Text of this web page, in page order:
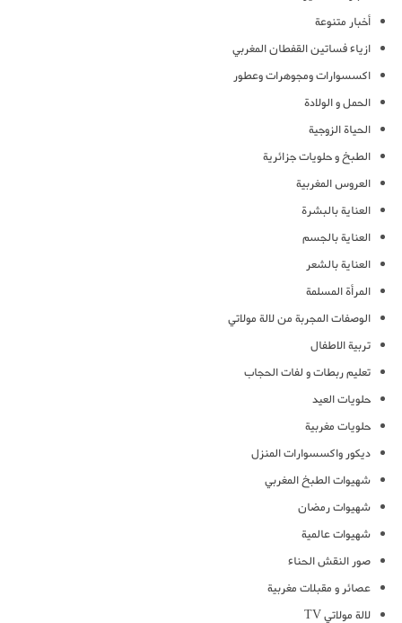
أخبار متنوعة
ازياء فساتين القفطان المغربي
اكسسوارات ومجوهرات وعطور
الحمل و الولادة
الحياة الزوجية
الطبخ و حلويات جزائرية
العروس المغربية
العناية بالبشرة
العناية بالجسم
العناية بالشعر
المرأة المسلمة
الوصفات المجربة من لالة مولاتي
تربية الاطفال
تعليم ربطات و لفات الحجاب
حلويات العيد
حلويات مغربية
ديكور واكسسوارات المنزل
شهيوات الطبخ المغربي
شهيوات رمضان
شهيوات عالمية
صور النقش الحناء
عصائر و مقبلات مغربية
لالة مولاتي TV